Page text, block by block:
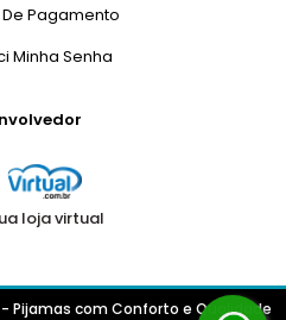
Pagamento
Minha Senha
loja virtual
- Pijamas com Conforto e Qualidade